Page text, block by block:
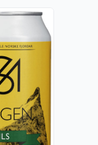
for produktet "Pils